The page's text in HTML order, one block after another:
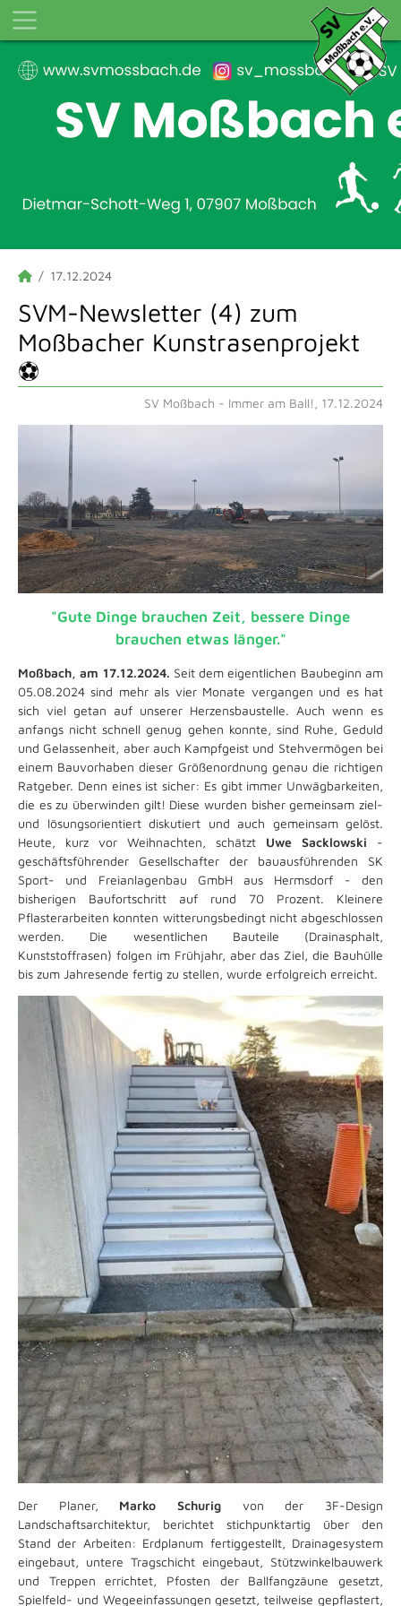
17.12.2024
SVM-Newsletter (4) zum
Moßbacher Kunstrasenprojekt
⚽️
SV Moßbach - Immer am Ball!, 17.12.2024
"Gute Dinge brauchen Zeit, bessere Dinge
brauchen etwas länger."
Moßbach, am 17.12.2024. Seit dem eigentlichen Baubeginn am
05.08.2024 sind mehr als vier Monate vergangen und es hat
sich viel getan auf unserer Herzensbaustelle. Auch wenn es
anfangs nicht schnell genug gehen konnte, sind Ruhe, Geduld
und Gelassenheit, aber auch Kampfgeist und Stehvermögen bei
einem Bauvorhaben dieser Größenordnung genau die richtigen
Ratgeber. Denn eines ist sicher: Es gibt immer Unwägbarkeiten,
die es zu überwinden gilt! Diese wurden bisher gemeinsam ziel-
und lösungsorientiert diskutiert und auch gemeinsam gelöst.
Heute, kurz vor Weihnachten, schätzt Uwe Sacklowski -
geschäftsführender Gesellschafter der bauausführenden SK
Sport- und Freianlagenbau GmbH aus Hermsdorf - den
bisherigen Baufortschritt auf rund 70 Prozent. Kleinere
Pflasterarbeiten konnten witterungsbedingt nicht abgeschlossen
werden. Die wesentlichen Bauteile (Drainasphalt,
Kunststoffrasen) folgen im Frühjahr, aber das Ziel, die Bauhülle
bis zum Jahresende fertig zu stellen, wurde erfolgreich erreicht.
Der Planer, Marko Schurig von der 3F-Design
Landschaftsarchitektur, berichtet stichpunktartig über den
Stand der Arbeiten: Erdplanum fertiggestellt, Drainagesystem
eingebaut, untere Tragschicht eingebaut, Stützwinkelbauwerk
und Treppen errichtet, Pfosten der Ballfangzäune gesetzt,
Spielfeld- und Wegeeinfassungen gesetzt, teilweise gepflastert,